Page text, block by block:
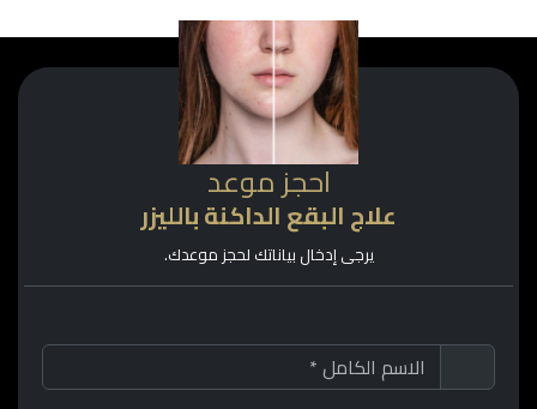
احجز موعد
علاج البقع الداكنة بالليزر
يرجى إدخال بياناتك لحجز موعدك.